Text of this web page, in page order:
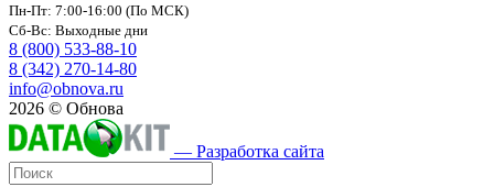
Пн-Пт: 7:00-16:00 (По МСК)
Сб-Вс: Выходные дни
8 (800) 533-88-10
8 (342) 270-14-80
info@obnova.ru
2026 © Обнова
— Разработка сайта